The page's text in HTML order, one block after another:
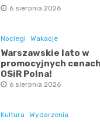
6 sierpnia 2026
Noclegi Wakacje
Warszawskie lato w
promocyjnych
OSiR Polna!
6 sierpnia 2026
Kultura Wydarzenia